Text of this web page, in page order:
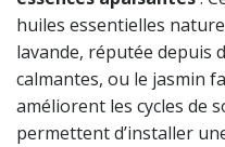
huiles essentielles
lavande, réputée depuis
calmantes, ou le jasmin
améliorent les cycles de
permettent d’installer